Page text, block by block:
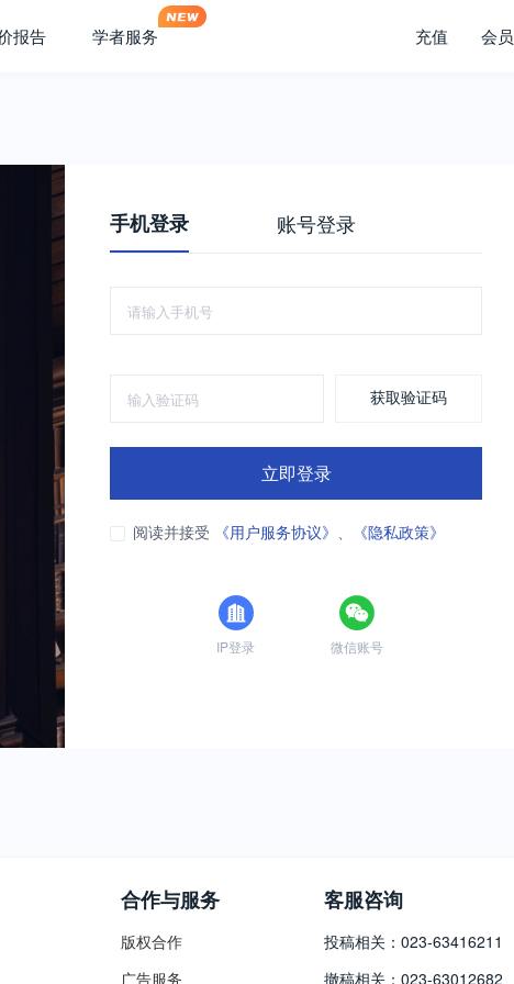
报告 学者服务 充值 会员
手机登录 账号登录
获取验证码
立即登录
阅读并接受 《用户服务协议》 、 《隐私政策》
IP登录 微信账号
合作与服务
版权合作
广告服务
客服咨询
投稿相关：023-63416211
撤稿相关：023-63012682